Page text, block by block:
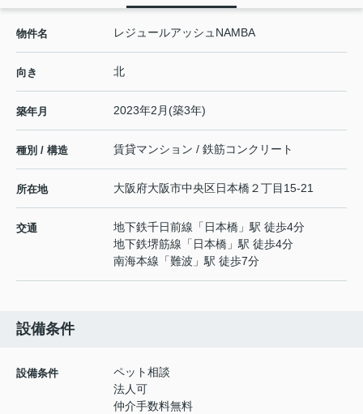
物件名 レジュールアッシュNAMBA
向き 北
築年月 2023年2月(築3年)
種別 / 構造 賃貸マンション / 鉄筋コンクリート
所在地 大阪府大阪市中央区日本橋２丁目15-21
交通 地下鉄千日前線 「 日本橋 」駅 徒歩4分
地下鉄堺筋線 「 日本橋 」駅 徒歩4分
南海本線 「難波 」駅 徒歩7分
設備条件
設備条件
ペット相談
法人可
仲介手数料無料